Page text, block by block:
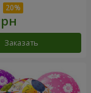
Заказать